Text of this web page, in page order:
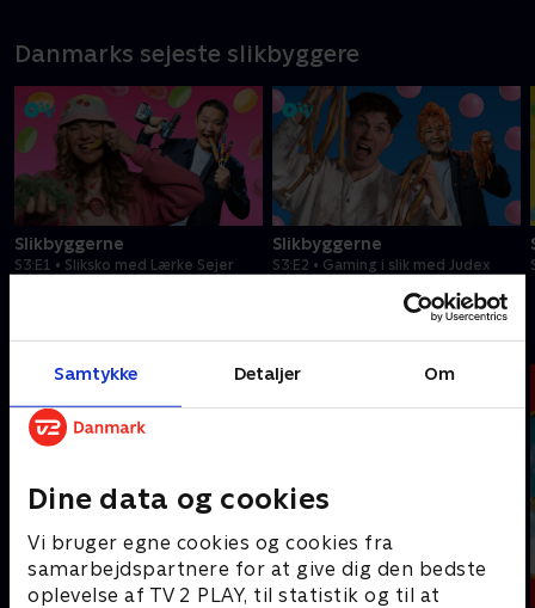
Samtykke Detaljer Om
Dine data og cookies
Vi bruger egne cookies og cookies fra
samarbejdspartnere for at give dig den bedste
oplevelse af TV 2 PLAY, til statistik og til at
Danmarks sejeste slikbyggere
Slikbyggerne
S3:E1 • Sliksko med Lærke Sejer
Slikbyggerne
S3:E2 • Gaming i slik med Judex